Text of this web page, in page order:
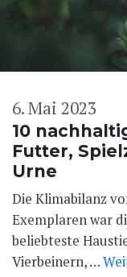
10
Futter,
Urne
6. Mai 2023
Die Klimabilanz
Exemplaren war
beliebteste
Vierbeinern, …